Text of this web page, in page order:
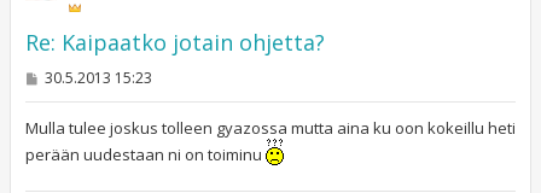
Re: Kaipaatko jotain ohjetta?
V
s
i
30.5.2013 15:23
Mulla tulee joskus tolleen gyazossa mutta aina ku oon kokeillu heti
perään uudestaan ni on toiminu